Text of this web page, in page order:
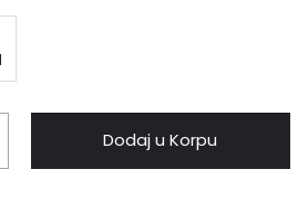
Dodaj u Korpu